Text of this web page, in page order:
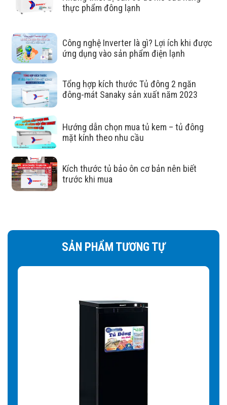
tốt
Với nhiệt độ dưới ≤-18°C thực phẩm được bảo quản trong
điều kiện đông lạnh sâu, phù hợp với nhu cầu bảo quản
một số thực phẩm như thịt, cá, rau củ, …trong thời gian
dài. Ngoài ra, nhiệt độ thấp như vậy sẽ bảo vệ thực phẩm
khỏi các vi khuẩn gây ôi, thiu, hỏng,…
Tủ còn sở hữu nhiều tiện ích nổi
Đèn LED chiếu sáng giúp màu sắc thực phẩm trong tủ
Tủ Đông Sanaky VH-888KA được thiết kế
thực phẩm đông lạnh
Công nghệ Inverter là gì? Lợi ích khi được
ứng dụng vào sản phẩm điện lạnh
Tổng hợp kích thước Tủ đông 2 ngăn
đông-mát Sanaky sản xuất năm 2023
Hướng dẫn chọn mua tủ kem – tủ đông
mặt kính theo nhu cầu
Kích thước tủ bảo ôn cơ bản nên biết
trước khi mua
SẢN PHẨM TƯƠNG TỰ